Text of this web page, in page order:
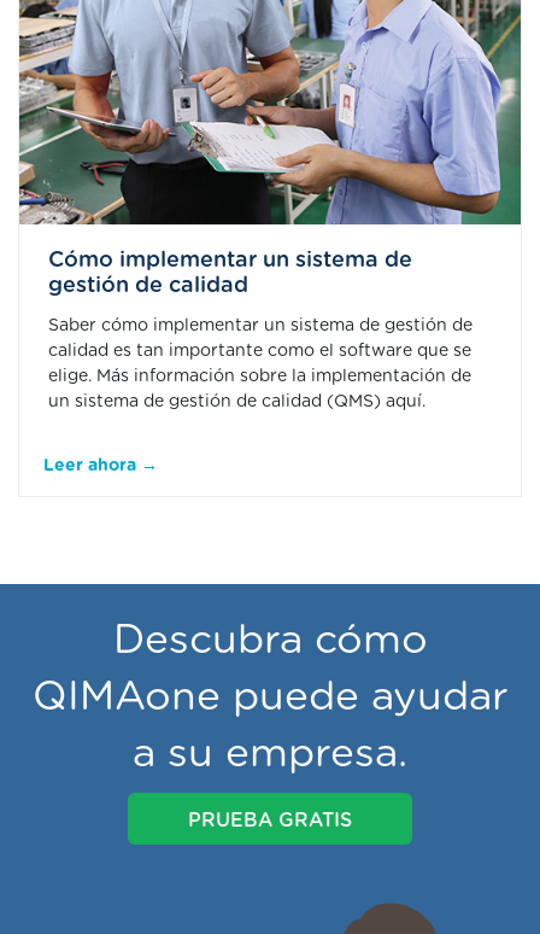
Cómo implementar un sistema de
gestión de calidad
Saber cómo implementar un sistema de gestión de
calidad es tan importante como el software que se
elige. Más información sobre la implementación de
un sistema de gestión de calidad (QMS) aquí.
Leer ahora →
Descubra cómo
QIMAone puede ayudar
a su empresa.
PRUEBA GRATIS